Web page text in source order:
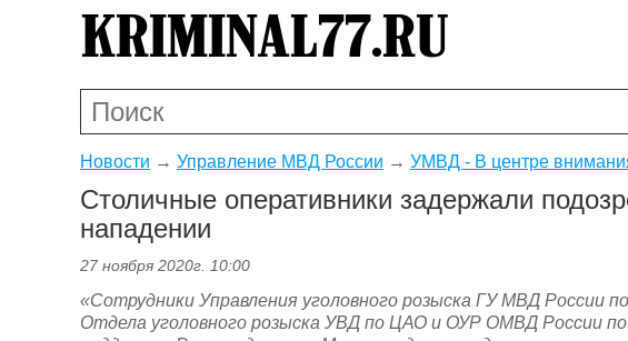
Новости → Управление МВД России → УМВД - В центре
Столичные оперативники задержали
нападении
27 ноября 2020г. 10:00
«Сотрудники Управления уголовного розыска ГУ МВД России
Отдела уголовного розыска УВД по ЦАО и ОУР ОМВД России по